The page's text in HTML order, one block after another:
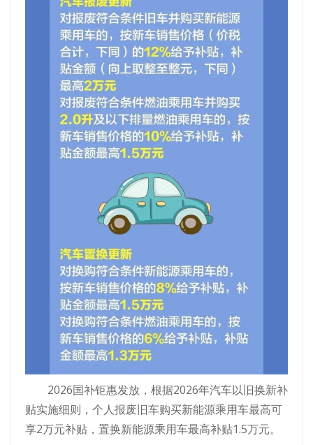
2026国补钜惠发放，根据2026年汽车以旧换新补
贴实施细则，个人报废旧车购买新能源乘用车最高可
享2万元补贴，置换新能源乘用车最高补贴1.5万元。